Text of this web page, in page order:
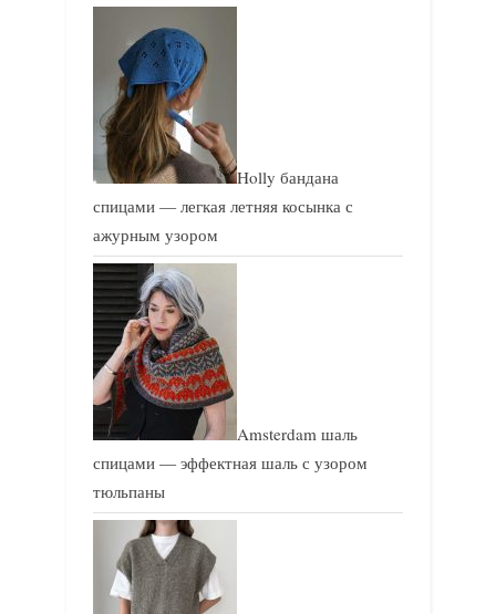
Holly бандана
спицами — легкая летняя косынка с
ажурным узором
Amsterdam шаль
спицами — эффектная шаль с узором
тюльпаны